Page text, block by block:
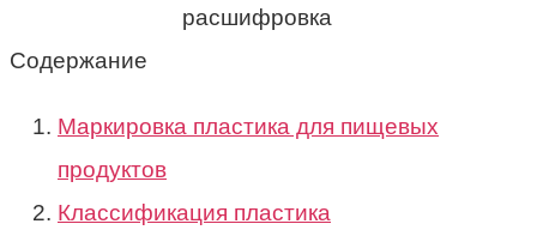
Содержание
Маркировка пластика для пищевых
продуктов
Классификация пластика